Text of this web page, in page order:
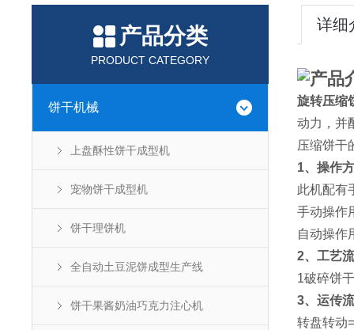
产品分类
PRODUCT CATEGORY
饼干机械
上盘酥性饼干成型机
宠物饼干成型机
饼干理饼机
全自动土豆泥饼成型生产线
饼干果酱奶油巧克力注心机
详细
产品
旋转压缩
动力，并
压缩饼干
1、操作
此机配有
手动操作
自动操作
2、工艺
1破碎饼
3、运传
转盘转动